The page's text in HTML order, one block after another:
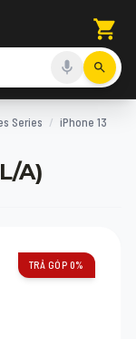
Series / iPhone 13
A)
TRẢ GÓP 0%